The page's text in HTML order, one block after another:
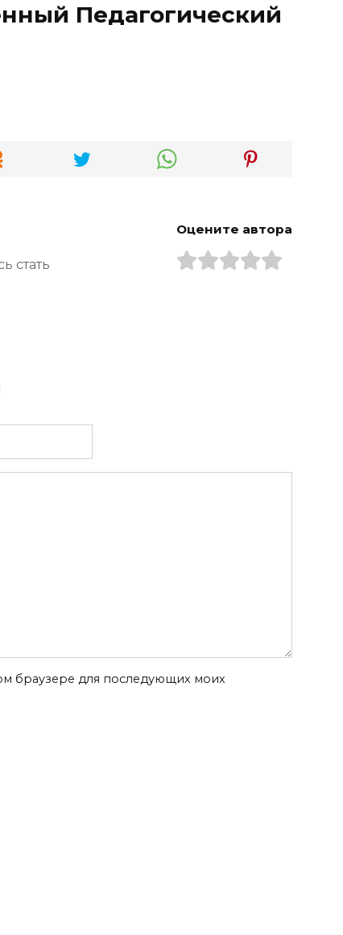
Педагогический
стать
Оцените автора
браузере для последующих моих